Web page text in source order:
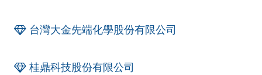
台灣大金先端化學股份有限公司
桂鼎科技股份有限公司